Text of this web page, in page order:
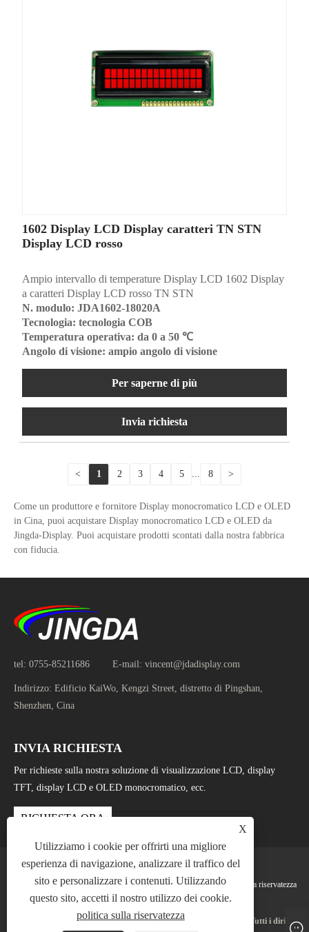
1602 Display LCD Display caratteri TN STN
Display LCD rosso
Ampio intervallo di temperature Display LCD 1602 Display
a caratteri Display LCD rosso TN STN
N. modulo: JDA1602-18020A
Tecnologia: tecnologia COB
Temperatura operativa: da 0 a 50 ℃
Angolo di visione: ampio angolo di visione
Per saperne di più
Invia richiesta
< 1 2 3 4 5 8 >
Come un produttore e fornitore Display monocromatico LCD e OLED
in Cina, puoi acquistare Display monocromatico LCD e OLED da
Jingda-Display. Puoi acquistare prodotti scontati dalla nostra fabbrica
con fiducia.
tel: 0755-85211686 E-mail: vincent@jdadisplay.com
Indirizzo: Edificio KaiWo, Kengzi Street, distretto di Pingshan,
Shenzhen, Cina
INVIA RICHIESTA
Per richieste sulla nostra soluzione di visualizzazione LCD, display
TFT, display LCD e OLED monocromatico, ecc.
RICHIESTA ORA
Links Sitemap RSS XML politica sulla riservatezza
Copyright © 2025 Shenzhen Jingda Display Technology Co., Ltd. Tutti i diritti
X
Utilizziamo i cookie per offrirti una migliore
esperienza di navigazione, analizzare il traffico del
sito e personalizzare i contenuti. Utilizzando
questo sito, accetti il ​​nostro utilizzo dei cookie.
politica sulla riservatezza